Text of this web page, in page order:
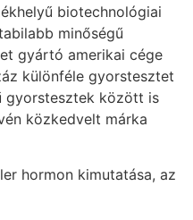
biotechnológiai
minőségű
gyártó amerikai cége
különféle gyorstesztet
gyorstesztek között is
közkedvelt márka
hormon kimutatása, az